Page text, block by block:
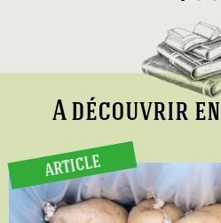
A découvrir
ARTICLE